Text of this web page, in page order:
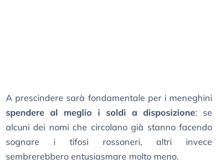
A prescindere sarà fondamentale per i meneghini
spendere al meglio i soldi a disposizione: se
alcuni dei nomi che circolano già stanno facendo
sognare i tifosi rossoneri, altri invece
sembrerebbero entusiasmare molto meno.